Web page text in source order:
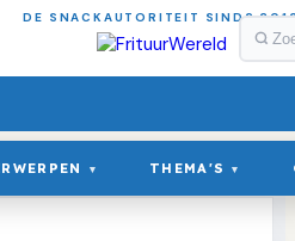
DE SNACKAUTORITEIT SINDS
▾ THEMA'S ▾